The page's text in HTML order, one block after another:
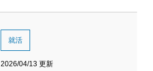
就活
2026/04/13 更新